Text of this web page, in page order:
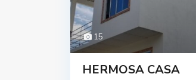
15
HERMOSA CASA